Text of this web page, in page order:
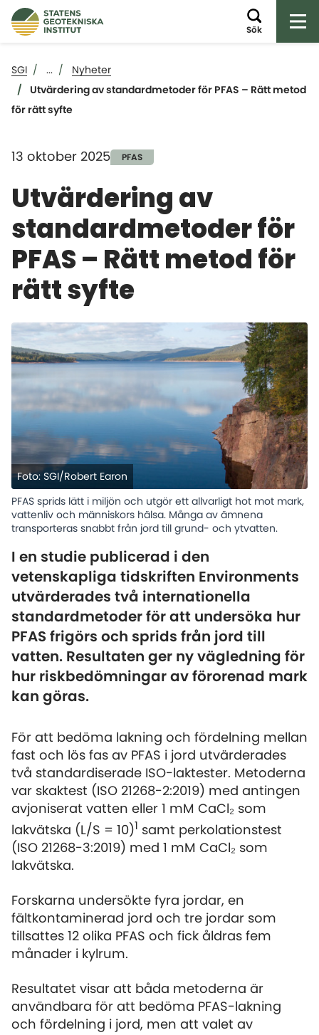
Sök
SGI ...
Nyheter
Utvärdering av standardmetoder för PFAS – Rätt metod
för rätt syfte
13 oktober 2025 PFAS
Utvärdering av
standardmetoder för
PFAS – Rätt metod för
rätt syfte
PFAS sprids lätt i miljön och utgör ett allvarligt hot mot mark,
vattenliv och människors hälsa. Många av ämnena
transporteras snabbt från jord till grund- och ytvatten.
Foto: SGI/Robert Earon
I en studie publicerad i den
vetenskapliga tidskriften Environments
utvärderades två internationella
standardmetoder för att undersöka hur
PFAS frigörs och sprids från jord till
vatten. Resultaten ger ny vägledning för
hur riskbedömningar av förorenad mark
kan göras.
För att bedöma lakning och fördelning mellan
fast och lös fas av PFAS i jord utvärderades
två standardiserade ISO-laktester. Metoderna
var skaktest (ISO 21268-2:2019) med antingen
avjoniserat vatten eller 1 mM CaCl₂ som
lakvätska (L/S = 10)1 samt perkolationstest
(ISO 21268-3:2019) med 1 mM CaCl₂ som
lakvätska.
Forskarna undersökte fyra jordar, en
fältkontaminerad jord och tre jordar som
tillsattes 12 olika PFAS och fick åldras fem
månader i kylrum.
Resultatet visar att båda metoderna är
användbara för att bedöma PFAS-lakning
och fördelning i jord, men att valet av